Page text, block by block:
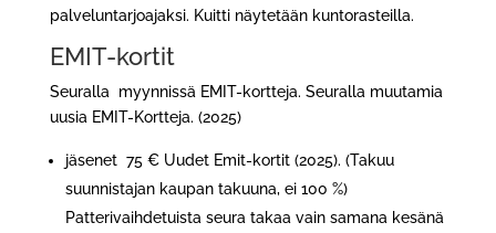
palveluntarjoajaksi. Kuitti näytetään kuntorasteilla.
EMIT-kortit
Seuralla myynnissä EMIT-kortteja. Seuralla muutamia
uusia EMIT-Kortteja. (2025)
jäsenet 75 € Uudet Emit-kortit (2025). (Takuu
suunnistajan kaupan takuuna, ei 100 %)
Patterivaihdetuista seura takaa vain samana kesänä